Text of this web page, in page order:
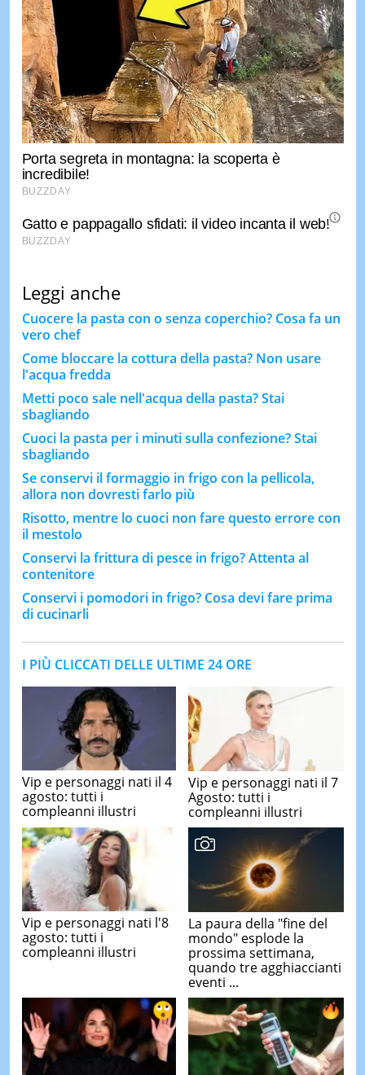
Leggi anche
Cuocere la pasta con o senza coperchio? Cosa fa un
vero chef
Come bloccare la cottura della pasta? Non usare
l'acqua fredda
Metti poco sale nell'acqua della pasta? Stai
sbagliando
Cuoci la pasta per i minuti sulla confezione? Stai
sbagliando
Se conservi il formaggio in frigo con la pellicola,
allora non dovresti farlo più
Risotto, mentre lo cuoci non fare questo errore con
il mestolo
Conservi la frittura di pesce in frigo? Attenta al
contenitore
Conservi i pomodori in frigo? Cosa devi fare prima
di cucinarli
I PIÙ CLICCATI DELLE ULTIME 24 ORE
Vip e personaggi nati il 4
agosto: tutti i
compleanni illustri
Vip e personaggi nati il 7
Agosto: tutti i
compleanni illustri
Vip e personaggi nati l'8
agosto: tutti i
compleanni illustri
La paura della "fine del
mondo" esplode la
prossima settimana,
quando tre agghiaccianti
eventi ...